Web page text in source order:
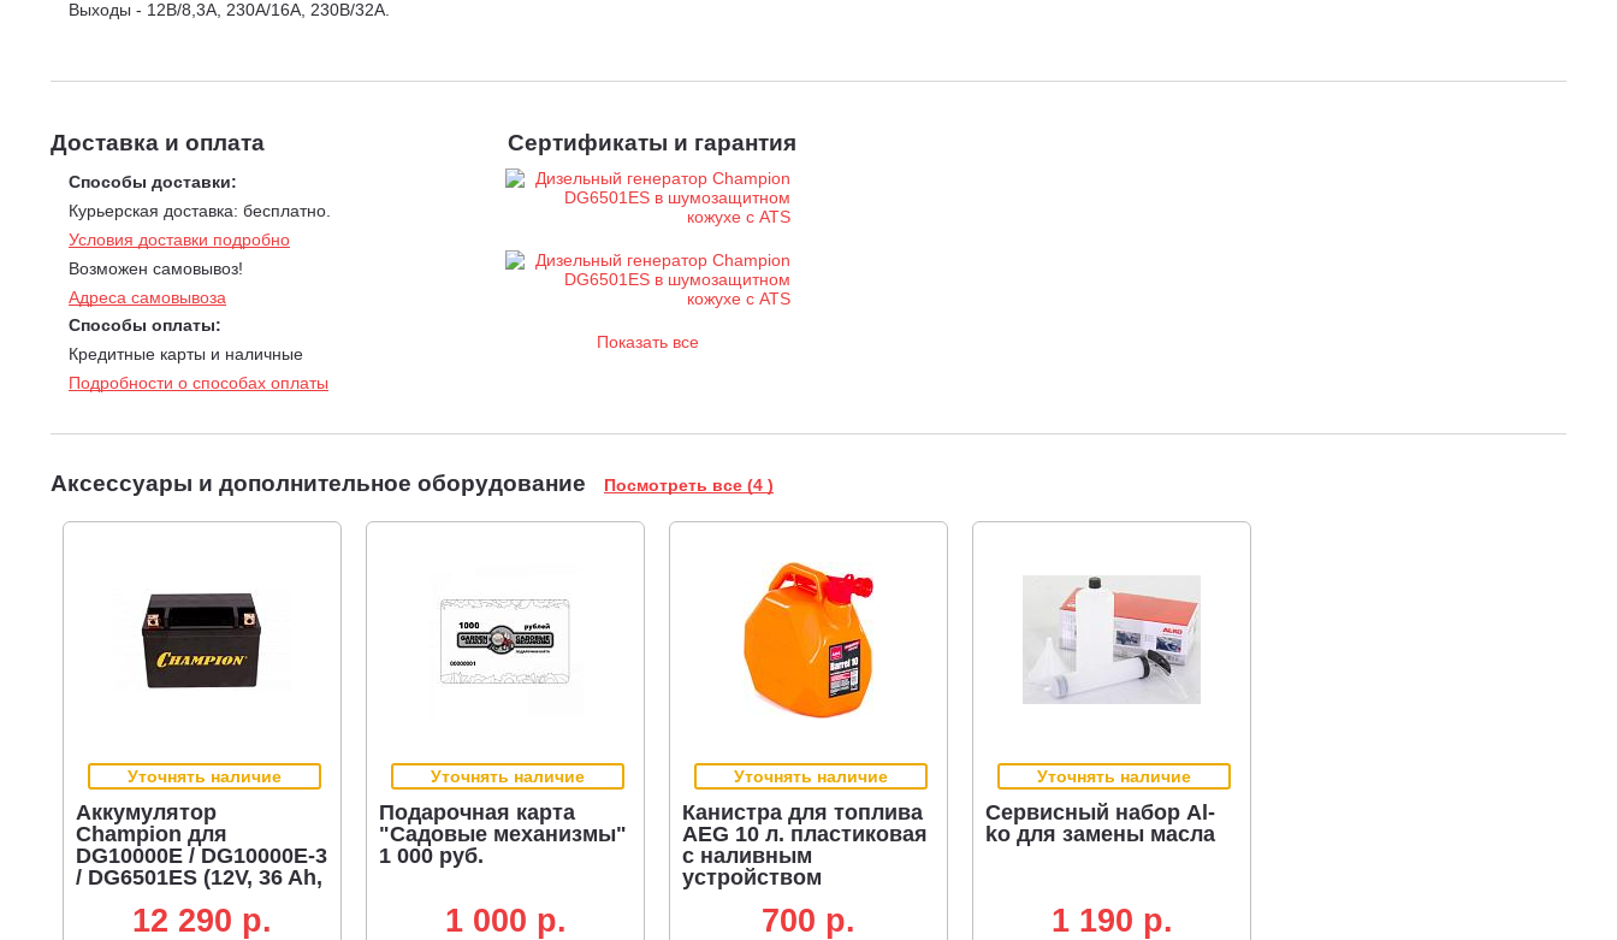
Выходы - 12В/8,3А, 230А/16А, 230В/32А.
Доставка и оплата
Способы доставки:
Курьерская доставка: бесплатно.
Условия доставки подробно
Возможен самовывоз!
Адреса самовывоза
Способы оплаты:
Кредитные карты и наличные
Подробности о способах оплаты
Сертификаты и гарантия
Показать все
Аксессуары и дополнительное оборудование Посмотреть все (4 )
Уточнять наличие
Аккумулятор
Champion для
DG10000E / DG10000E-3
/ DG6501ES (12V, 36 Ah,
12 290 p.
Уточнять наличие
Подарочная карта
"Садовые механизмы"
1 000 руб.
1 000 p.
Уточнять наличие
Канистра для топлива
AEG 10 л. пластиковая
с наливным
устройством
700 p.
Уточнять наличие
Сервисный набор Al-
ko для замены масла
1 190 p.